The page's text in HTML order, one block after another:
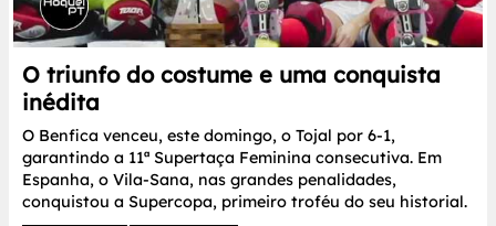
O triunfo do costume e uma conquista
inédita
O Benfica venceu, este domingo, o Tojal por 6-1,
garantindo a 11ª Supertaça Feminina consecutiva. Em
Espanha, o Vila-Sana, nas grandes penalidades,
conquistou a Supercopa, primeiro troféu do seu historial.